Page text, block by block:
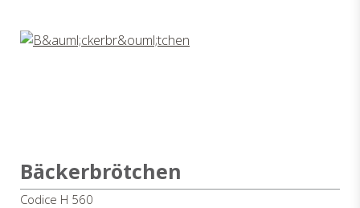
Bäckerbrötchen
Codice H 560